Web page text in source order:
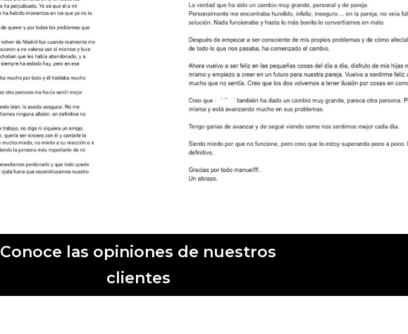
Conoce las opiniones de nuestros
clientes